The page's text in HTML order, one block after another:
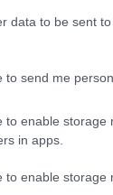
data to be sent
to send me
to enable
in apps.
to enable